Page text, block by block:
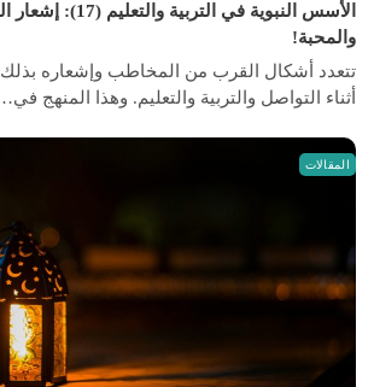
الأسس النبوية في
والمحبة!
تتعدد أشكال القرب من المخاطب وإشعاره بذلك
أثناء التواصل والتربية والتعليم. وهذا المنهج
المقالات